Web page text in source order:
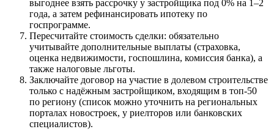
выгоднее взять рассрочку у застройщика под 0% на 1–2
года, а затем рефинансировать ипотеку по
госпрограмме.
Пересчитайте стоимость сделки: обязательно
учитывайте дополнительные выплаты (страховка,
оценка недвижимости, госпошлина, комиссия банка), а
также налоговые льготы.
Заключайте договор на участие в долевом строительстве
только с надёжным застройщиком, входящим в топ-50
по региону (список можно уточнить на региональных
порталах новостроек, у риелторов или банковских
специалистов).